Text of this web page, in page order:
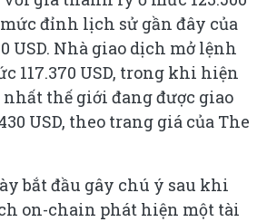
đỉnh lịch sử gần đây của
USD. Nhà giao dịch mở lệnh
117.370 USD, trong khi hiện
thế giới đang được giao
USD, theo trang giá của The
bắt đầu gây chú ý sau khi
on-chain phát hiện một tài